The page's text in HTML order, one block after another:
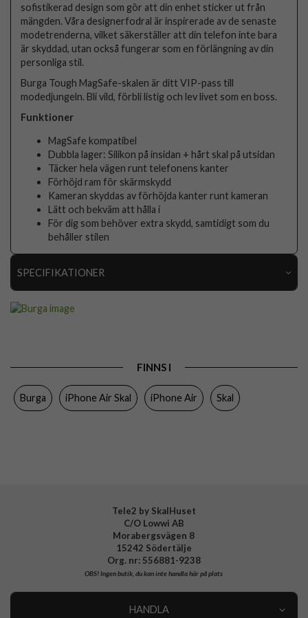
sofistikerad design som gör att din enhet sticker ut från
mängden. Våra designerfodral är inspirerade av de senaste
modetrenderna, vilket säkerställer att din telefon inte bara
är skyddad, utan också fungerar som en förlängning av din
personliga stil.
Burga Tough MagSafe-skalen är ditt VIP-pass till
modedjungeln. Bli vild, förbli listig och lev livet som en boss.
Funktioner
MagSafe kompatibel
Dubbla lager: Silikon på insidan + hårt skal på utsidan
Täcker hela vägen runt telefonens kanter
Förhöjd ram för skärmskydd
Kameran skyddas av förhöjda kanter runt kameran
Lätt och bekväm att hålla i
För dig som behöver extra skydd, samtidigt som du
behåller stilen
SPECIFIKATIONER
Material Hårdplast (PC), Mjukplast (TPU)
FINNS I
Burga iPhone Air Skal iPhone Air Skal
Tele2 by SkalHuset
C/O Lowwi AB
Morabergsvägen 8
15242 Södertälje
Org. nr: 556881-9238
OBS!Ingen butik, du kan inte handla här på plats
HANDLA